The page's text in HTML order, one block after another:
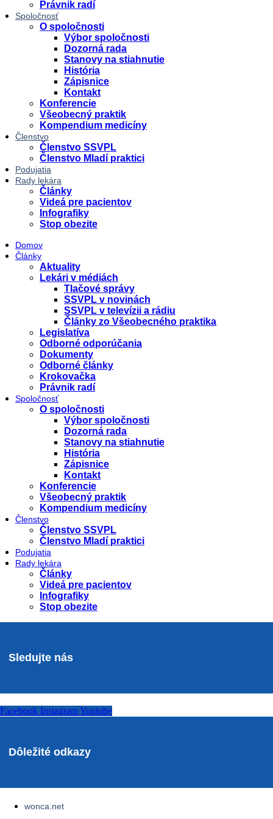
Právnik radí
Spoločnosť
O spoločnosti
Výbor spoločnosti
Dozorná rada
Stanovy na stiahnutie
História
Zápisnice
Kontakt
Konferencie
Všeobecný praktik
Kompendium medicíny
Členstvo
Členstvo SSVPL
Členstvo Mladí praktici
Podujatia
Rady lekára
Články
Videá pre pacientov
Infografiky
Stop obezite
Domov
Články
Aktuality
Lekári v médiách
Tlačové správy
SSVPL v novinách
SSVPL v televízii a rádiu
Články zo Všeobecného praktika
Legislatíva
Odborné odporúčania
Dokumenty
Odborné články
Krokovačka
Právnik radí
Spoločnosť
O spoločnosti
Výbor spoločnosti
Dozorná rada
Stanovy na stiahnutie
História
Zápisnice
Kontakt
Konferencie
Všeobecný praktik
Kompendium medicíny
Členstvo
Členstvo SSVPL
Členstvo Mladí praktici
Podujatia
Rady lekára
Články
Videá pre pacientov
Infografiky
Stop obezite
Sledujte nás
Facebook Instagram Youtube
Dôležité odkazy
wonca.net